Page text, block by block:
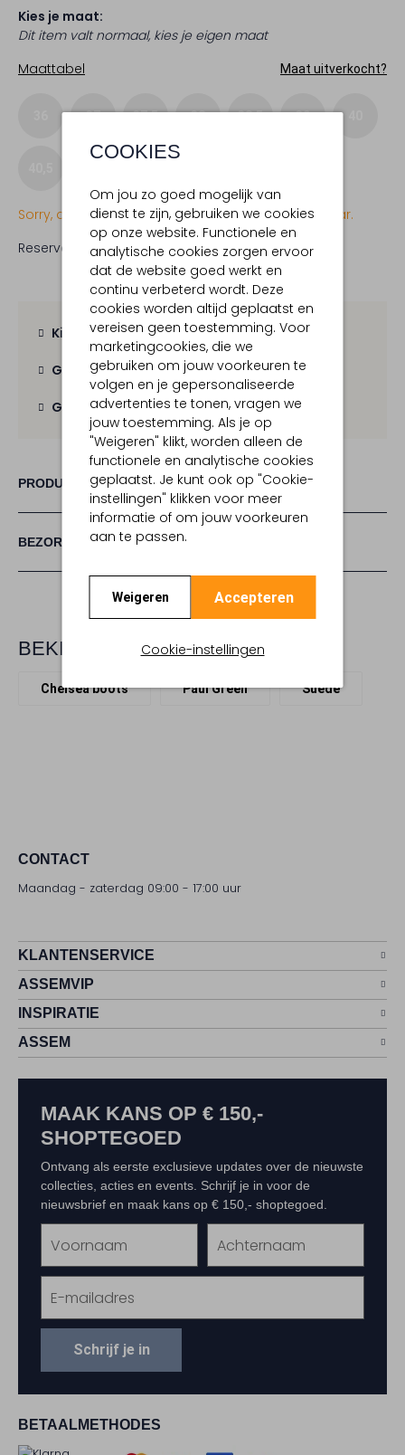
COOKIES
Om jou zo goed mogelijk van
dienst te zijn, gebruiken we cookies
op onze website. Functionele en
analytische cookies zorgen ervoor
dat de website goed werkt en
continu verbeterd wordt. Deze
cookies worden altijd geplaatst en
vereisen geen toestemming. Voor
marketingcookies, die we
gebruiken om jouw voorkeuren te
volgen en je gepersonaliseerde
advertenties te tonen, vragen we
jouw toestemming. Als je op
"Weigeren" klikt, worden alleen de
functionele en analytische cookies
geplaatst. Je kunt ook op "Cookie-
instellingen" klikken voor meer
informatie of om jouw voorkeuren
aan te passen.
Weigeren Accepteren
Cookie-instellingen
Kies je maat:
Dit item valt normaal, kies je eigen maat
Maattabel
Maat uitverkocht?
37 37,5 38 38,5 39
Sorry, dit item is momenteel (nog) niet beschikbaar.
Reserveer direct in een van onze 19 boutiques
Kies zelf je bezorgmoment
Gratis verzendingvanaf € 100,-
Gratis retourbinnen 30 dagen
PRODUCT INFORMATIE
BEZORGEN & RETOURNEREN
BEKIJK MEER
Chelsea boots Paul Green Suède
CONTACT
Maandag - zaterdag 09:00 - 17:00 uur
KLANTENSERVICE
ASSEMVIP
INSPIRATIE
ASSEM
BETAALMETHODES
MAAK KANS OP € 150,-
SHOPTEGOED
Ontvang als eerste exclusieve updates over de nieuwste
collecties, acties en events. Schrijf je in voor de
nieuwsbrief en maak kans op € 150,- shoptegoed.
Schrijf je in